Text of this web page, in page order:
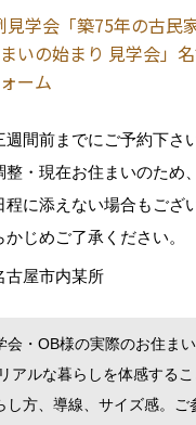
学会「築75年の古民
いの始まり 見学会」
ーム
週間前までにご予約下さ
整・現在お住まいのため
程に添えない場合もござ
かじめご了承ください。
古屋市内某所
会・OB様の実際のお住ま
アルな暮らしを体感する
し方、導線、サイズ感。ご